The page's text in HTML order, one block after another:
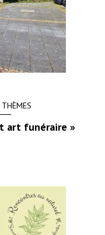
art funéraire »